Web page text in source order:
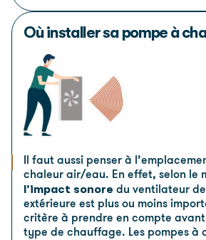
Où installer sa pompe à
Il faut aussi penser à
chaleur air/eau. En effet, selon le
l’impact sonore du ventilateur de
extérieure est plus ou moins
critère à prendre en compte avant
type de chauffage. Les pompes à